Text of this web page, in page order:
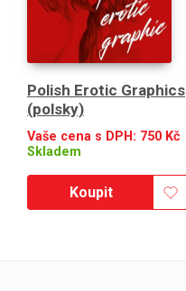
Polish Erotic Graphics
(polsky)
Vaše cena s DPH: 750 Kč
Skladem
Koupit